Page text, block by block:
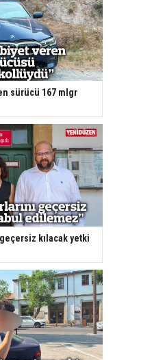
sürücü 167 mlgr
kılacak yetki